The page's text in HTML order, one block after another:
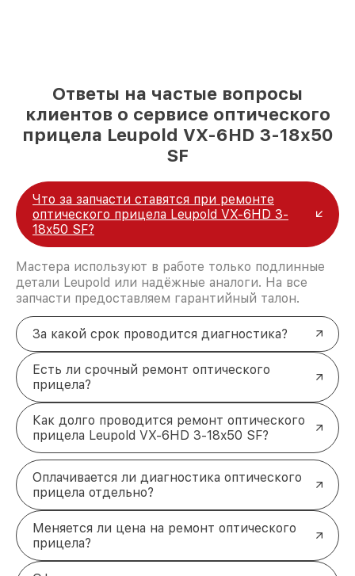
Ответы на частые вопросы
клиентов о сервисе оптического
прицела Leupold VX-6HD 3-18x50
SF
Что за запчасти ставятся при ремонте
оптического прицела Leupold VX-6HD 3-
18x50 SF?
Мастера используют в работе только подлинные
детали Leupold или надёжные аналоги. На все
запчасти предоставляем гарантийный талон.
За какой срок проводится диагностика?
Есть ли срочный ремонт оптического
прицела?
Как долго проводится ремонт оптического
прицела Leupold VX-6HD 3-18x50 SF?
Оплачивается ли диагностика оптического
прицела отдельно?
Меняется ли цена на ремонт оптического
прицела?